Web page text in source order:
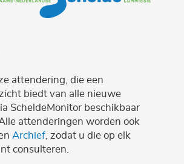
attendering, die een
biedt van alle nieuwe
ScheldeMonitor beschikbaar
attenderingen worden ook
Archief , zodat u die op elk
consulteren.